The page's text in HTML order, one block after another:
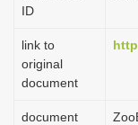
ID
link to
original
document
document